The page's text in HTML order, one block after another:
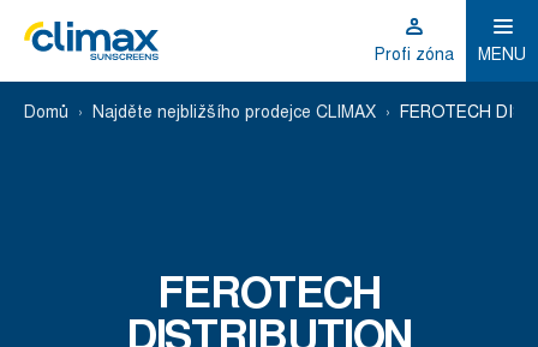
Profi zóna MENU
Domů Najděte nejbližšího prodejce CLIMAX FEROTECH
FEROTECH